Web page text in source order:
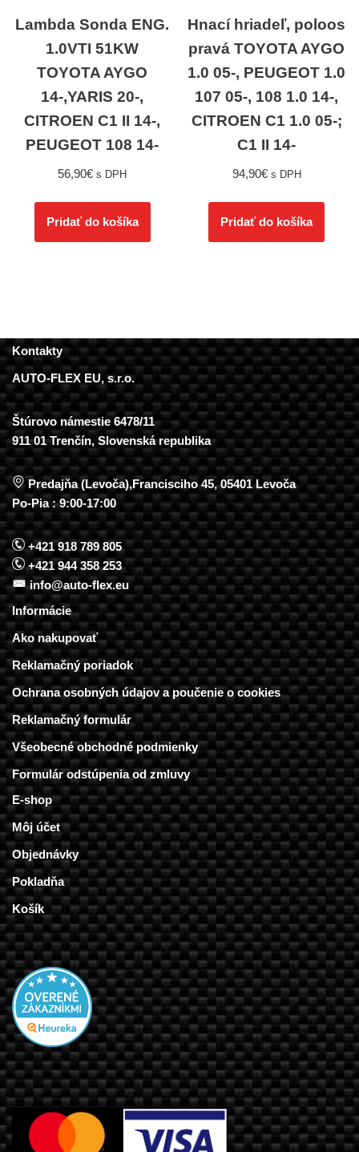
Lambda Sonda ENG.
1.0VTI 51KW
TOYOTA AYGO
14-,YARIS 20-,
CITROEN C1 II 14-,
PEUGEOT 108 14-
56,90€ s DPH
Pridať do košíka
Hnací hriadeľ, poloos
pravá TOYOTA AYGO
1.0 05-, PEUGEOT 1.0
107 05-, 108 1.0 14-,
CITROEN C1 1.0 05-;
C1 II 14-
94,90€ s DPH
Pridať do košíka
Kontakty
AUTO-FLEX EU, s.r.o.
Štúrovo námestie 6478/11
911 01 Trenčín, Slovenská republika
Predajňa (Levoča),Francisciho 45, 05401 Levoča
Po-Pia : 9:00-17:00
+421 918 789 805
+421 944 358 253
info@auto-flex.eu
Informácie
Ako nakupovať
Reklamačný poriadok
Ochrana osobných údajov a poučenie o cookies
Reklamačný formulár
Všeobecné obchodné podmienky
Formulár odstúpenia od zmluvy
E-shop
Môj účet
Objednávky
Pokladňa
Košík